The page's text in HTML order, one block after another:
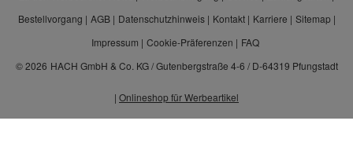
Bestellvorgang
AGB Datenschutzhinweis Kontakt Karriere
Sitemap
Impressum
Cookie-Präferenzen
FAQ
© 2026 HACH GmbH & Co. KG / Gutenbergstraße 4-6 / D-64319 Pfungstadt
| Onlineshop für Werbeartikel